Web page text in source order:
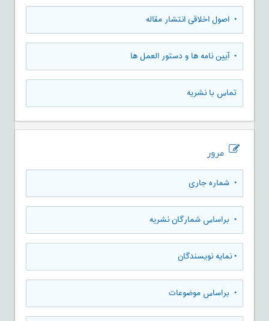
• اصول اخلاقی انتشار مقاله
• آیین نامه ها و دستور العمل ها
تماس با نشریه
مرور
• شماره جاری
• براساس شمارگان نشریه
•نمایه نویسندگان
• براساس موضوعات